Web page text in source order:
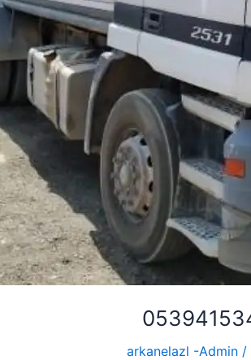
/
arkanelazl -Admin